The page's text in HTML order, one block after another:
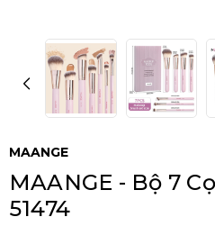
MAANGE
MAANGE - Bộ 7
51474